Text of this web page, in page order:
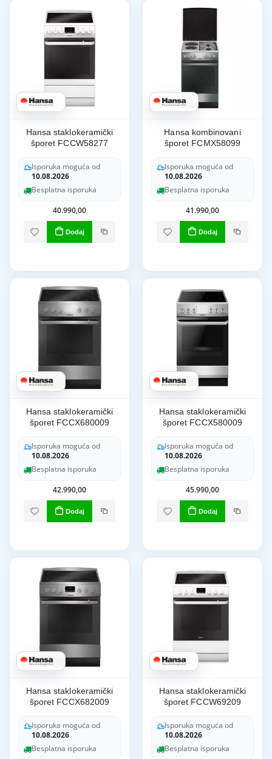
Hansa staklokeramički
šporet FCCW58277
Isporuka moguća od
10.08.2026
Besplatna isporuka
40.990,00
Dodaj
Hansa kombinovani
šporet FCMX58099
Isporuka moguća od
10.08.2026
Besplatna isporuka
41.990,00
Dodaj
Hansa staklokeramički
šporet FCCX680009
Isporuka moguća od
10.08.2026
Besplatna isporuka
42.990,00
Dodaj
Hansa staklokeramički
šporet FCCX580009
Isporuka moguća od
10.08.2026
Besplatna isporuka
45.990,00
Dodaj
Hansa staklokeramički
šporet FCCX682009
Isporuka moguća od
10.08.2026
Besplatna isporuka
Hansa staklokeramički
šporet FCCW69209
Isporuka moguća od
10.08.2026
Besplatna isporuka